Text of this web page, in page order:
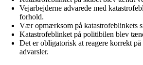
Vejarbejderne advarede med
forhold.
Vær opmærksom på katastrofeblinkets
Katastrofeblinket på politibilen blev
Det er obligatorisk at reagere korrekt
advarsler.